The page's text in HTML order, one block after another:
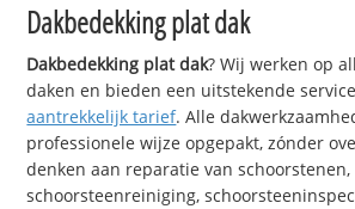
Dakbedekking plat dak
Dakbedekking plat dak? Wij werken op
daken en bieden een uitstekende
aantrekkelijk tarief. Alle
professionele wijze opgepakt, zónder
denken aan reparatie van schoorstenen,
schoorsteenreiniging,